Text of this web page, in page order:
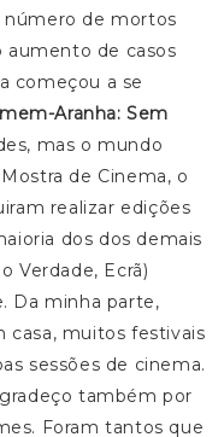
de mortos
aumento de casos
começou a se
Aranha: Sem
mas o mundo
de Cinema, o
realizar edições
dos dos demais
Verdade, Ecrã)
Da minha parte,
muitos festivais
sessões de cinema.
também por
Foram tantos que